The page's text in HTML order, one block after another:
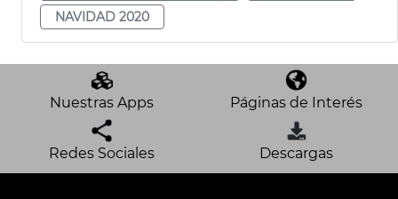
NAVIDAD 2020
Nuestras Apps Páginas de Interés
Redes Sociales Descargas